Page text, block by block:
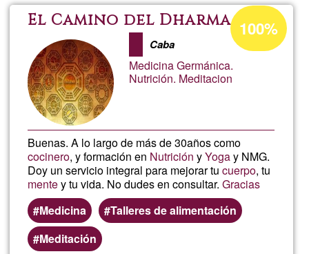
Total
El Camino del Dharma
Caba
Medicina Germánica.
Nutrición. Meditacion
Buenas. A lo largo de más de 30años como
cocinero, y formación en Nutrición yYogay NMG.
Doy un servicio integral para mejorar tucuerpo, tu
mentey tu vida. No dudes en consultar.Gracias
Medicina
Talleres de alimentación
Meditación
Porcentaje
de
aceptación
de
100%